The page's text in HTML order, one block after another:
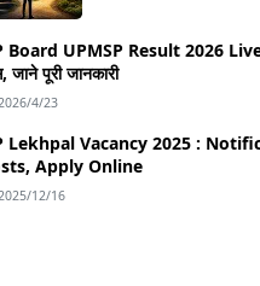
UPMSP Result 2026 Live : 90.42% छात्र
जाने पूरी जानकारी
2026/4/23
Lekhpal Vacancy 2025 :
Apply Online
2025/12/16